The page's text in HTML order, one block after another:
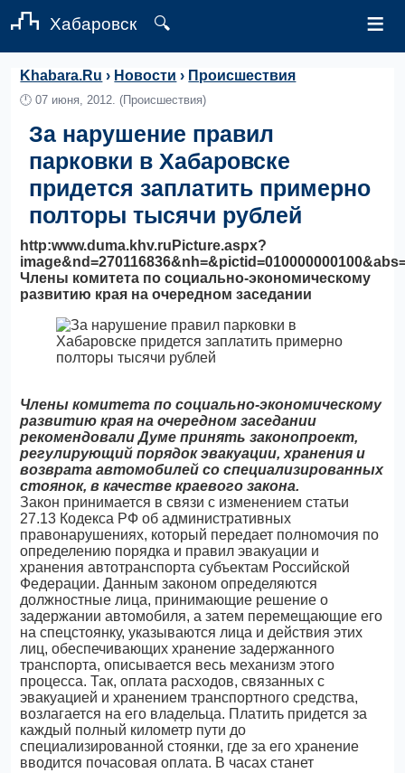
Хабаровск 🔍 ≡
Khabara.Ru › Новости › Происшествия
🕛07 июня, 2012. (Происшествия)
За нарушение правил
парковки в Хабаровске
придется заплатить примерно
полторы тысячи рублей
http:www.duma.khv.ruPicture.aspx?
Члены комитета по социально-экономическому
развитию края на очередном заседании
Члены комитета по социально-экономическому
развитию края на очередном заседании
рекомендовали Думе принять законопроект,
регулирующий порядок эвакуации, хранения и
возврата автомобилей со специализированных
стоянок, в качестве краевого закона.
Закон принимается в связи с изменением статьи
27.13 Кодекса РФ об административных
правонарушениях, который передает полномочия по
определению порядка и правил эвакуации и
хранения автотранспорта субъектам Российской
Федерации. Данным законом определяются
должностные лица, принимающие решение о
задержании автомобиля, а затем перемещающие его
на спецстоянку, указываются лица и действия этих
лиц, обеспечивающих хранение задержанного
транспорта, описывается весь механизм этого
процесса. Так, оплата расходов, связанных с
эвакуацией и хранением транспортного средства,
возлагается на его владельца. Платить придется за
каждый полный километр пути до
специализированной стоянки, где за его хранение
вводится почасовая оплата. В часах станет